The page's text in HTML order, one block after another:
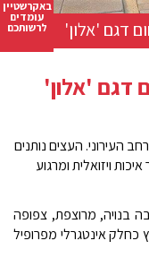
דגם 'אלון'
דגם 'אלון'
העירוני. העצים נותנים
ויזואלית ומרגוע
בנויה, מרוצפת, צפופה
כחלק אינטגרלי מפרופיל
באקרשטיין
עומדים
לרשותכם